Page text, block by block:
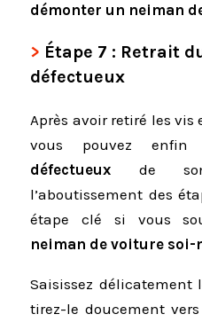
démonter un neiman
Étape 7 : Retrait
défectueux
Après avoir retiré les vis
vous pouvez
défectueux de son
l’aboutissement des
étape clé si vous
neiman de voiture soi-
Saisissez
tirez-le doucement